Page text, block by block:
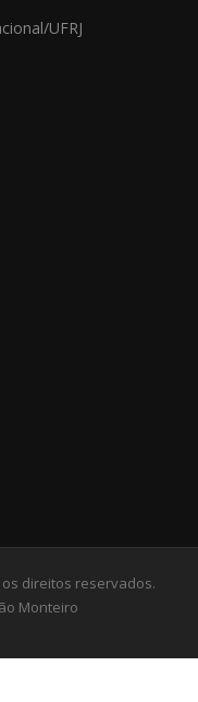
UFRJ
direitos reservados.
Monteiro